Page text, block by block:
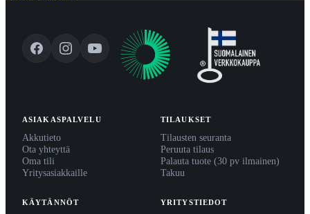
ASIAKASPALVELU
Akkutieto
Ota yhteyttä
Oma tili
Yritysasiakkaille
TILAUKSET
Tilausten seuranta
Peruuta tilaus
Palauta tuote (30 pv ilmainen)
Takuu
KÄYTÄNNÖT YRITYSTIEDOT